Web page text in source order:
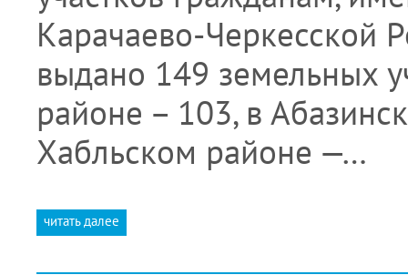
Карачаево-Черкесской
выдано 149 земельных
районе – 103, в
Хабльском районе —…
читать далее